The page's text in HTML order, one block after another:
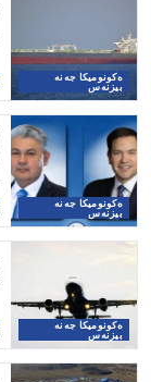
ەكونوميكا جەنە
بيزنەس
ەكونوميكا جەنە
بيزنەس
ەكونوميكا جەنە
بيزنەس